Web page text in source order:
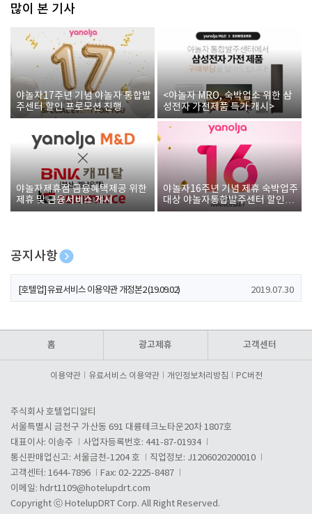
많이 본 기사
야놀자17주년 기념 야놀자 통합발
주센터 할인 프로모션 진행
<야놀자 MRO, 숙박업소 위한 삼
성전자 가전제품 특가 개시>
야놀자제휴점 금융혜택제공 위한
제휴 및 금융서비스 게시
야놀자16주년 기념 제휴 숙박업주
대상 야놀자통합발주센터 할인쿠
폰 증정
공지사항
[호텔업] 개인정보 처리방침 개정본1 (19.09.02)
[호텔업] 유료서비스 이용약관 개정본2 (19.09.02) 2019.07.30
홈 광고제휴 고객센터
이용약관 유료서비스 이용약관 개인정보처리방침 PC버전
주식회사 호텔업디알티
서울특별시 금천구 가산동 691 대륭테크노타운20차 1807호
대표이사: 이송주
사업자등록번호: 441-87-01934
통신판매업신고: 서울금천-1204 호
직업정보: J1206020200010
고객센터: 1644-7896
Fax: 02-2225-8487
이메일: hdrt1109@hotelupdrt.com
Copyright ⓒ HotelupDRT Corp. All Right Reserved.